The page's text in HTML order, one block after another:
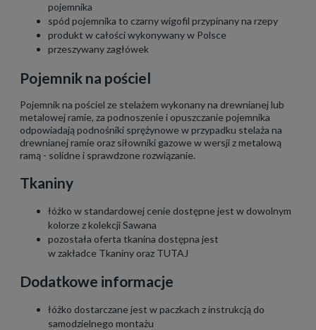
pojemnika
spód pojemnika to czarny wigofil przypinany na rzepy
produkt w całości wykonywany w Polsce
przeszywany zagłówek
Pojemnik na pościel
Pojemnik na pościel ze stelażem wykonany na drewnianej lub
metalowej ramie, za podnoszenie i opuszczanie pojemnika
odpowiadają podnośniki sprężynowe w przypadku stelaża na
drewnianej ramie oraz siłowniki gazowe w wersji z metalową
ramą - solidne i sprawdzone rozwiązanie.
Tkaniny
łóżko w standardowej cenie dostępne jest w dowolnym
kolorze z kolekcjiSawana
pozostała oferta tkanina dostępna jest
w zakładce Tkaniny oraz TUTAJ
Dodatkowe informacje
łóżko dostarczane jest w paczkach z instrukcją do
samodzielnego montażu